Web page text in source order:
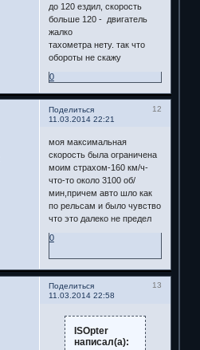
до 120 ездил, скорость
больше 120 - двигатель
жалко
тахометра нету. так что
обороты не скажу
0
Поделиться
12
11.03.2014 22:21
моя максимальная
скорость была ограничена
моим страхом-160 км/ч-
что-то около 3100 об/
мин,причем авто шло как
по рельсам и было чувство
что это далеко не предел
0
Поделиться
13
11.03.2014 22:58
ISOpter
написал(а):